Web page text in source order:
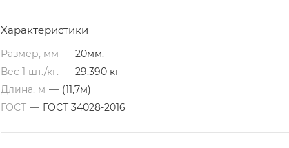
Характеристики
Размер, мм — 20мм.
Вес 1 шт./кг. — 29.390 кг
Длина, м — (11,7м)
ГОСТ — ГОСТ 34028-2016